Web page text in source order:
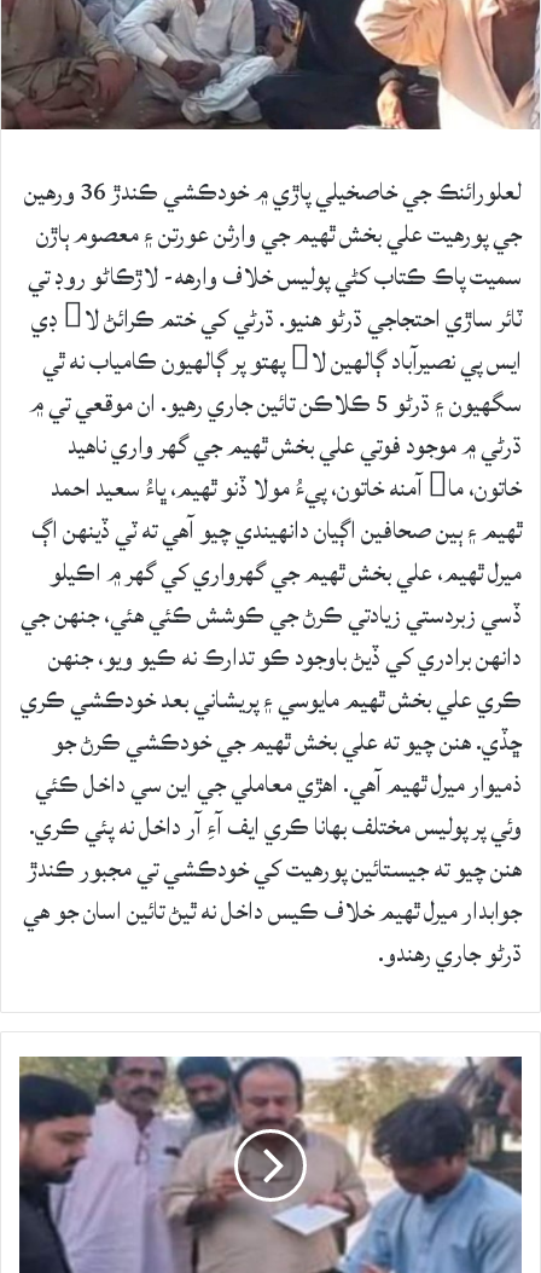
لعلورائنڪ جي خاصخيلي پاڙي ۾ خودڪشي ڪندڙ 36 ورهين
جي پورهيت علي بخش ٿهيم جي وارثن عورتن ۽ معصوم ٻاڙن
سميت پاڪ ڪتاب کڻي پوليس خلاف وارهه- لاڙڪاڻو روڊ تي
ٽائر ساڙي احتجاجي ڌرڻو هنيو. ڌرڻي کي ختم ڪرائڻ لا ڊي
ايس پي نصيرآباد ڳالهين لا پهتو پر ڳالهيون ڪامياب نه ٿي
سگهيون ۽ ڌرڻو 5 ڪلاڪن تائين جاري رهيو. ان موقعي تي ۾
ڌرڻي ۾ موجود فوتي علي بخش ٿهيم جي گهر واري ناهيد
خاتون، ما آمنه خاتون، پيءُ مولا ڏنو ٿهيم، ڀاءُ سعيد احمد
ٿهيم ۽ ٻين صحافين اڳيان دانهيندي چيو آهي ته ٽي ڏينهن اڳ
ميرل ٿهيم، علي بخش ٿهيم جي گهرواري کي گهر ۾ اڪيلو
ڏسي زبردستي زيادتي ڪرڻ جي ڪوشش ڪئي هئي، جنهن جي
دانهن برادري کي ڏيڻ باوجود ڪو تدارڪ نه ڪيو ويو، جنهن
ڪري علي بخش ٿهيم مايوسي ۽ پريشاني بعد خودڪشي ڪري
ڇڏي. هنن چيو ته علي بخش ٿهيم جي خودڪشي ڪرڻ جو
ذميوار ميرل ٿهيم آھي. اهڙي معاملي جي اين سي داخل ڪئي
وئي پر پوليس مختلف بهانا ڪري ايف آءِ آر داخل نه پئي ڪري.
هنن چيو ته جيستائين پورهيت کي خودڪشي تي مجبور ڪندڙ
جوابدار ميرل ٿهيم خلاف ڪيس داخل نه ٿيڻ تائين اسان جو هي
ڌرڻو جاري رهندو.